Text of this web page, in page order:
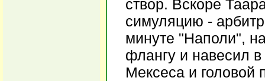
створ. Вскоре
симуляцию -
минуте "Наполи",
флангу и навесил
Мексеса и головой